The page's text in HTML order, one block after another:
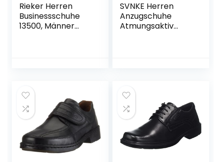
Rieker Herren
Businessschuhe
13500, Männer
SVNKE Herren
Anzugschuhe
Atmungsaktiv